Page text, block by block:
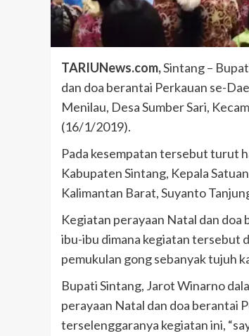
TARIUNews.com,Sintang –
dan doa berantai Perkauan se-
Menilau, Desa Sumber Sari,
(16/1/2019).
Pada kesempatan tersebut turut
Kabupaten Sintang, Kepala
Kalimantan Barat, Suyanto
Kegiatan perayaan Natal dan
ibu-ibu dimana kegiatan tersebut
pemukulan gong sebanyak tujuh
Bupati Sintang, Jarot Winarno
perayaan Natal dan doa berantai
terselenggaranya kegiatan ini,